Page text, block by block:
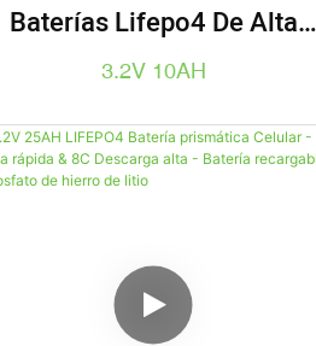
Baterías Lifepo4 De Alta
Potencia 4C 3.2V 10AH Para
Vehículos Eléctricos.
3.2V 10AH